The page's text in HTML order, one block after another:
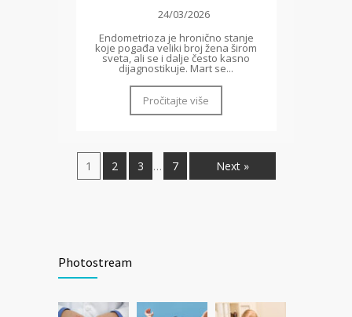
24/03/2026
Endometrioza je hronično stanje
koje pogađa veliki broj žena širom
sveta, ali se i dalje često kasno
dijagnostikuje. Mart se...
Pročitajte više
1 2 3 … 7 Next »
Photostream